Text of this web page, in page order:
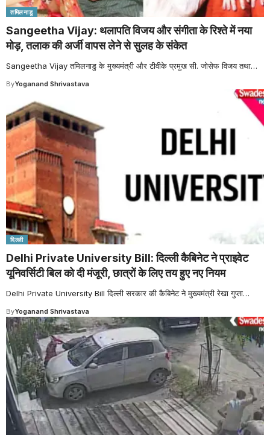
तमिलनाडु
Sangeetha Vijay: थलापति विजय और संगीता के रिश्ते में नया
मोड़, तलाक की अर्जी वापस लेने से सुलह के संकेत
Sangeetha Vijay तमिलनाडु के मुख्यमंत्री और टीवीके प्रमुख सी. जोसेफ विजय तथा…
ByYoganand Shrivastava
दिल्ली
Delhi Private University Bill: दिल्ली कैबिनेट ने प्राइवेट
यूनिवर्सिटी बिल को दी मंजूरी, छात्रों के लिए तय हुए नए नियम
Delhi Private University Bill दिल्ली सरकार की कैबिनेट ने मुख्यमंत्री रेखा गुप्ता…
ByYoganand Shrivastava